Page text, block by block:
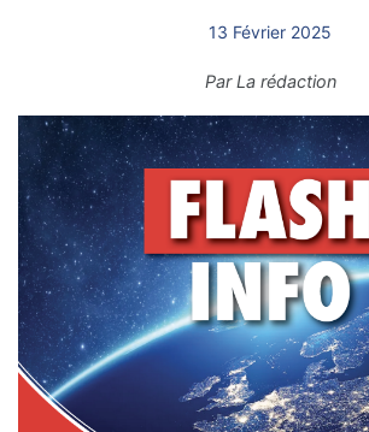
13 Février 2025
ParLa rédaction